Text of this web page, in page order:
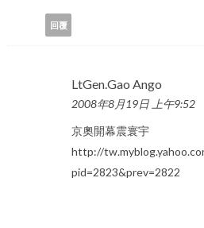
回覆
LtGen.Gao Ango
2008年8月19日 上午9:52
京奧開幕震寰宇
http://
pid=2823&prev=2822